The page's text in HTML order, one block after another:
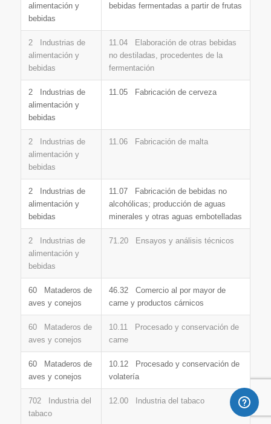
alimentación y
bebidas
bebidas fermentadas a partir de frutas
2 Industrias de
alimentación y
bebidas
11.04 Elaboración de otras bebidas
no destiladas, procedentes de la
fermentación
2 Industrias de
alimentación y
bebidas
11.05 Fabricación de cerveza
2 Industrias de
alimentación y
bebidas
11.06 Fabricación de malta
2 Industrias de
alimentación y
bebidas
11.07 Fabricación de bebidas no
alcohólicas; producción de aguas
minerales y otras aguas embotelladas
2 Industrias de
alimentación y
bebidas
71.20 Ensayos y análisis técnicos
60 Mataderos de
aves y conejos
46.32 Comercio al por mayor de
carne y productos cárnicos
60 Mataderos de
aves y conejos
10.11 Procesado y conservación de
carne
60 Mataderos de
aves y conejos
10.12 Procesado y conservación de
volatería
702 Industria del
tabaco
12.00 Industria del tabaco